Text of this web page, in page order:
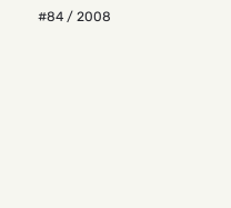
#84 / 2008